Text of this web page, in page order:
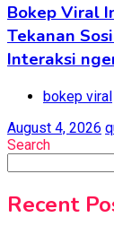
Bokep Viral
Tekanan
Interaksi
bokep viral
August 4, 2026
Search
Recent